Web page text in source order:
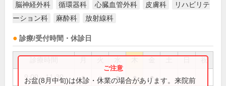
脳神経外科 循環器科 心臓血管外科 皮膚科
リハビリテ
ーション科
麻酔科 放射線科
診療/受付時間・休診日
祝
9:00～11:30 ● ● ● ● ●
お盆(8月中旬)は休診・休業の場合があります。来院前